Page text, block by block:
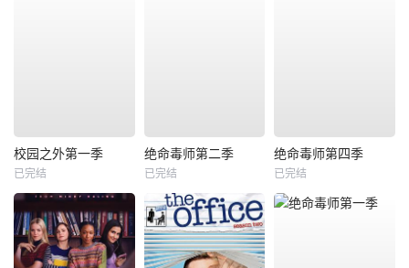
校园之外第一季
已完结
绝命毒师第二季
已完结
绝命毒师第四季
已完结